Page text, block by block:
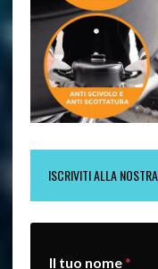
ISCRIVITI ALLA
Il tuo nome*